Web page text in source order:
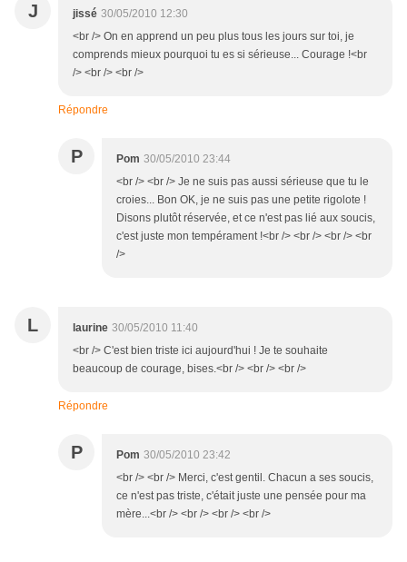
J jissé 30/05/2010 12:30
<br /> On en apprend un peu plus tous les jours sur toi, je
comprends mieux pourquoi tu es si sérieuse... Courage !<br
/> <br /> <br />
Répondre
P Pom 30/05/2010 23:44
<br /> <br /> Je ne suis pas aussi sérieuse que tu le
croies... Bon OK, je ne suis pas une petite rigolote !
Disons plutôt réservée, et ce n'est pas lié aux soucis,
c'est juste mon tempérament !<br /> <br /> <br /> <br
/>
L laurine 30/05/2010 11:40
<br /> C'est bien triste ici aujourd'hui ! Je te souhaite
beaucoup de courage, bises.<br /> <br /> <br />
Répondre
P Pom 30/05/2010 23:42
<br /> <br /> Merci, c'est gentil. Chacun a ses soucis,
ce n'est pas triste, c'était juste une pensée pour ma
mère...<br /> <br /> <br /> <br />